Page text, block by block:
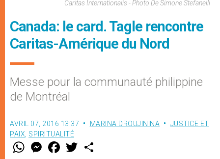
Caritas Internationalis - Photo De Simone Stefanelli
Canada: le card. Tagle rencontre
Caritas-Amérique du Nord
Messe pour la communauté philippine
de Montréal
AVRIL 07, 2016 13:37 MARINA DROUJININA
JUSTICE ET
PAIX SPIRITUALITÉ
W M
e
F
a w